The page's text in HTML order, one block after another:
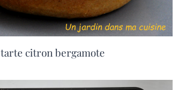
tarte citron bergamote